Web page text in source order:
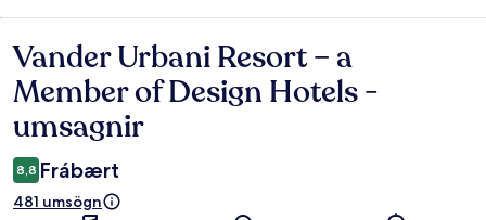
Umsagnir
Vander Urbani Resort – a
Member of Design Hotels -
umsagnir
8,8 Frábært
481 umsögn